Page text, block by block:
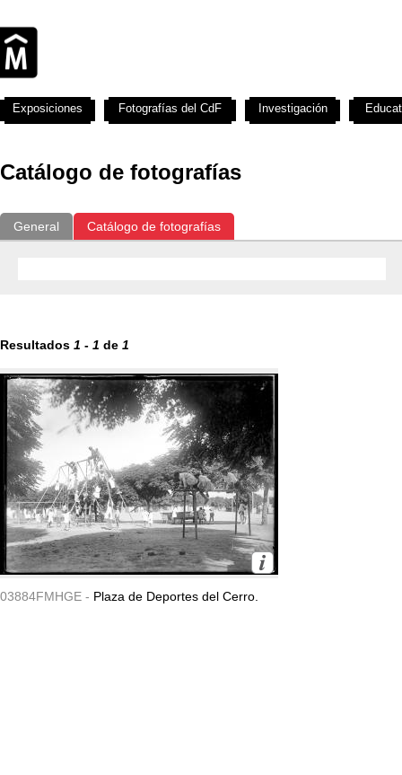
Catálogo de fotografías
General Catálogo de fotografías
Resultados 1 - 1 de 1
03884FMHGE - Plaza de Deportes del Cerro.
Exposiciones Fotografías del CdF Investigación